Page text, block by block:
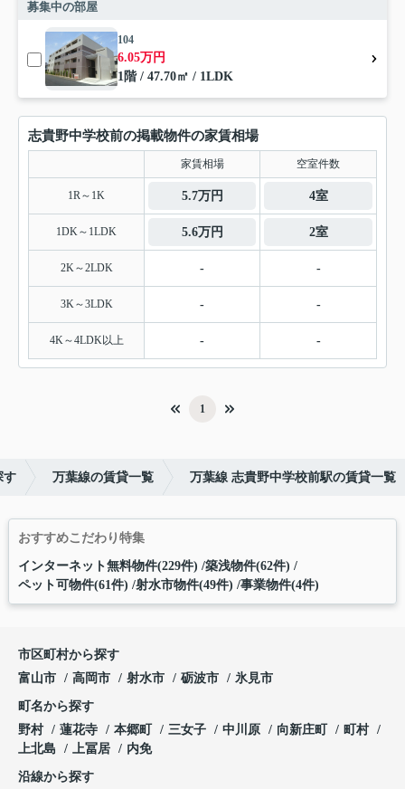
募集中の部屋
104
6.05万円
1階 / 47.70㎡ / 1LDK
志貴野中学校前の掲載物件の家賃相場
家賃相場 空室件数
1R～1K 5.7万円 4室
1DK～1LDK 5.6万円 2室
2K～2LDK - -
3K～3LDK - -
4K～4LDK以上 - -
1
す 万葉線の賃貸一覧 万葉線 志貴野中学校前駅の賃貸一覧
おすすめこだわり特集
インターネット無料物件(229件) 築浅物件(62件)
ペット可物件(61件) 射水市物件(49件) 事業物件(4件)
市区町村から探す
富山市
高岡市 射水市 砺波市 氷見市
町名から探す
野村
蓮花寺 本郷町 三女子 中川原 向新庄町
町村
上北島
上冨居 内免
沿線から探す